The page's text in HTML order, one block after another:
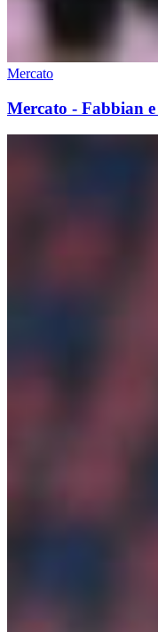
Mercato
Mercato - Fabbian